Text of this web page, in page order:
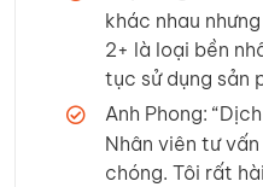
khác nhau
2+ là loại bền
tục sử dụng sản
Anh Phong:
Nhân viên tư
chóng. Tôi rất